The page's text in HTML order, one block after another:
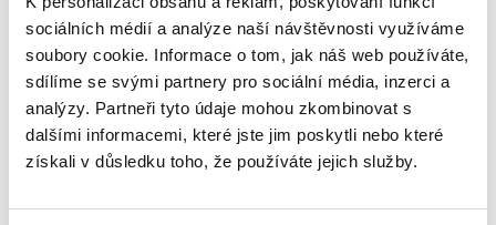
sociálních médií a analýze naší návštěvnosti využíváme
soubory cookie. Informace o tom, jak náš web používáte,
sdílíme se svými partnery pro sociální média, inzerci a
analýzy. Partneři tyto údaje mohou zkombinovat s
dalšími informacemi, které jste jim poskytli nebo které
získali v důsledku toho, že používáte jejich služby.
Úvod do mezinárodního
práva správního
390,00 Kč
EKZ157 - Zákon o mezinárodním právu
soukromém. Komentář
* Prakticky zaměřený komentář odhaluje
možnosti aplikace nové právní úpravy.
* Publikace klade důraz na podrobnou
analýzu práva Evropské unie, v jehož světle